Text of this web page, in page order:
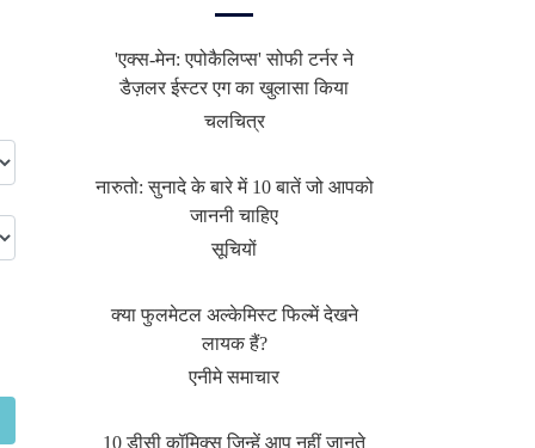
'एक्स-मेन: एपोकैलिप्स' सोफी टर्नर ने
डैज़लर ईस्टर एग का खुलासा किया
चलचित्र
नारुतो: सुनादे के बारे में 10 बातें जो आपको
जाननी चाहिए
सूचियों
क्या फुलमेटल अल्केमिस्ट फिल्में देखने
लायक हैं?
एनीमे समाचार
10 डीसी कॉमिक्स जिन्हें आप नहीं जानते